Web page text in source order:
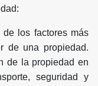
los factores más
de una propiedad.
de la propiedad en
seguridad y